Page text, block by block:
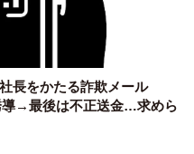
長をかたる詐欺メール
→最後は不正送金…求めら